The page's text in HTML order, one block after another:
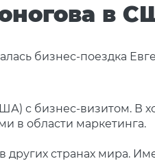
в
с бизнес-визитом. В
в области маркетинга.
других странах мира.